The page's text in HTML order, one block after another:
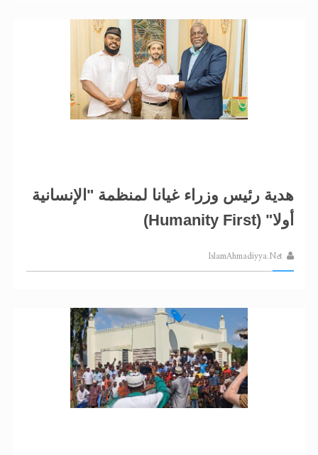
هدية رئيس وزراء غيانا لمنظمة "الإنسانية
أولا" (Humanity First)
IslamAhmadiyya.Net